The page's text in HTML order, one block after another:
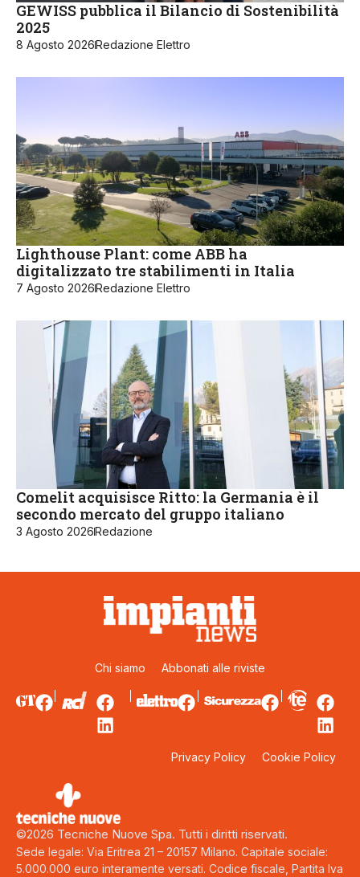
GEWISS pubblica il Bilancio di Sostenibilità
2025
8 Agosto 2026Redazione Elettro
Lighthouse Plant: come ABB ha
digitalizzato tre stabilimenti in Italia
7 Agosto 2026Redazione Elettro
Comelit acquisisce Ritto: la Germania è il
secondo mercato del gruppo italiano
3 Agosto 2026Redazione
Chi siamo Abbonati alle riviste
Privacy Policy Cookie Policy
©2026 Tecniche Nuove Spa. Tutti i diritti riservati.
Sede legale: Via Eritrea 21 – 20157 Milano. Capitale sociale:
5.000.000 euro interamente versati. Codice fiscale, Partita Iva